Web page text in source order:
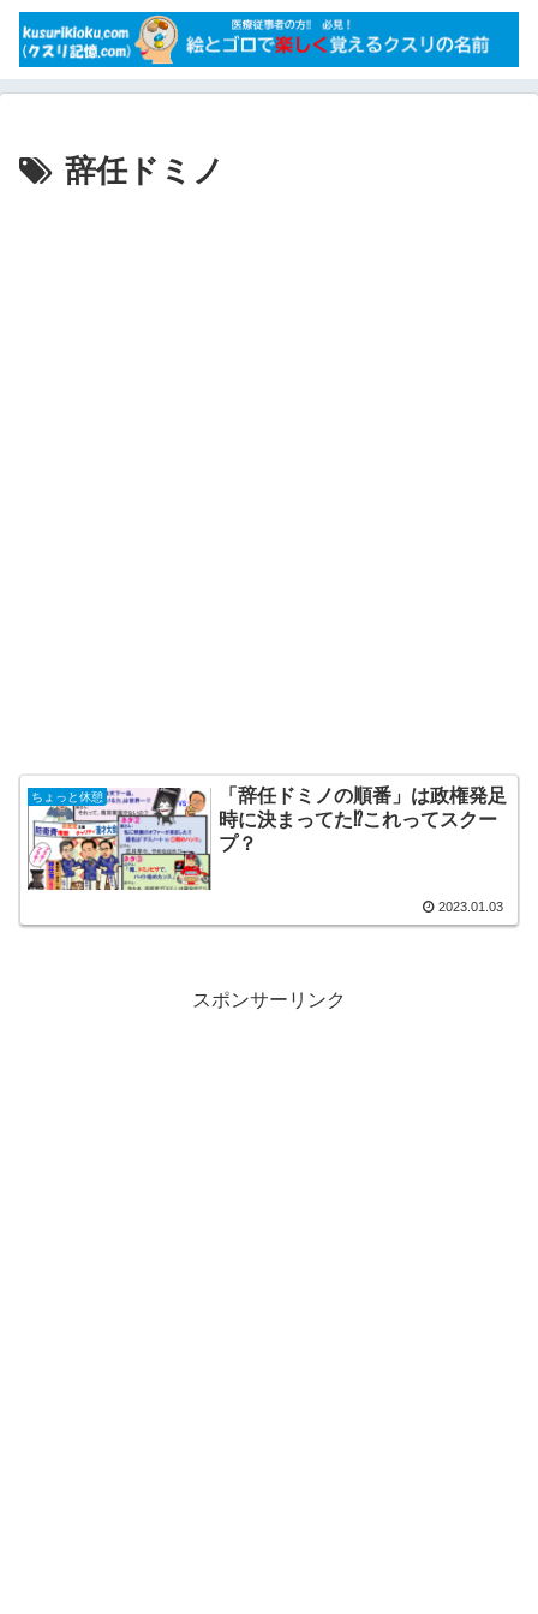
辞任ドミノ
ちょっと休憩
「辞任ドミノの順番」は政権発足
時に決まってた⁉これってスクー
プ？
2023.01.03
スポンサーリンク